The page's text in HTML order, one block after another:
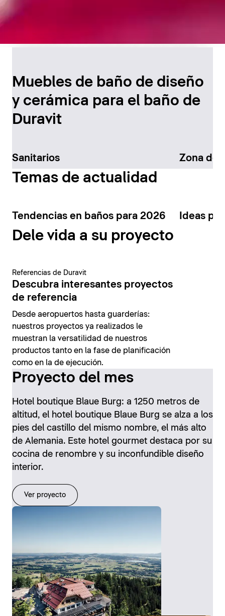
el baño
Descúbralo ahora
Muebles de baño de diseño
y cerámica para el baño de
Duravit
Sanitarios Zona de
Temas de actualidad
Tendencias en baños para 2026 Ideas
Dele vida a su proyecto
Referencias de Duravit
Descubra interesantes proyectos
de referencia
Desde aeropuertos hasta guarderías:
nuestros proyectos ya realizados le
muestran la versatilidad de nuestros
productos tanto en la fase de planificación
como en la de ejecución.
Proyecto del mes
Hotel boutique Blaue Burg: a 1250 metros de
altitud, el hotel boutique Blaue Burg se alza a los
pies del castillo del mismo nombre, el más alto
de Alemania. Este hotel gourmet destaca por su
cocina de renombre y su inconfundible diseño
interior.
Ver proyecto